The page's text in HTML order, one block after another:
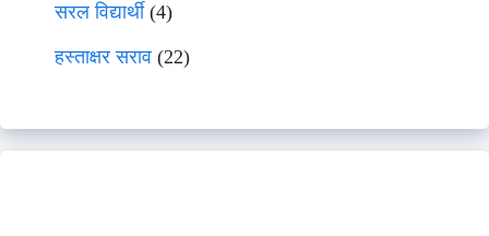
सरल विद्यार्थी(4)
हस्ताक्षर सराव (22)